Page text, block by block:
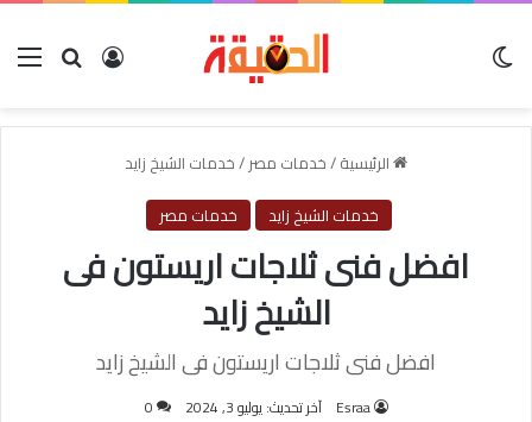
بحث عنتسجيل
الرئيسية/خدمات مصر/خدمات الشيخ زايد
خدمات الشيخ زايد
خدمات مصر
افضل فنى ثلاجات اريستون فى
الشيخ زايد
افضل فنى ثلاجات اريستون فى الشيخ زايد
Esraa آخر تحديث: يوليو 3, 2024 0